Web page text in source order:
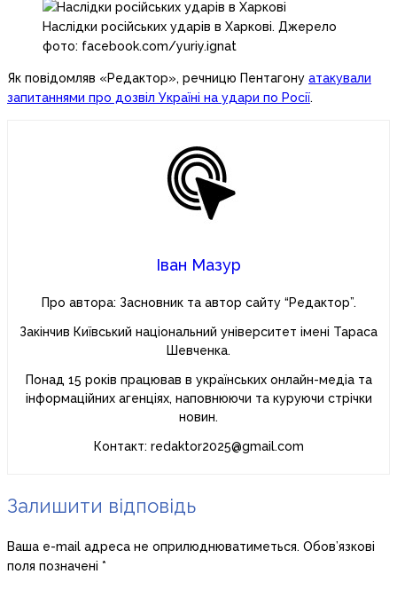
Наслідки російських ударів в Харкові. Джерело
фото: facebook.com/yuriy.ignat
Як повідомляв «Редактор», речницю Пентагону атакували
запитаннями про дозвіл Україні на удари по Росії.
Іван Мазур
Про автора: Засновник та автор сайту “Редактор”.
Закінчив Київський національний університет імені Тараса
Шевченка.
Понад 15 років працював в українських онлайн-медіа та
інформаційних агенціях, наповнюючи та куруючи стрічки
новин.
Контакт: redaktor2025@gmail.com
Залишити відповідь
Ваша e-mail адреса не оприлюднюватиметься. Обов’язкові
поля позначені *